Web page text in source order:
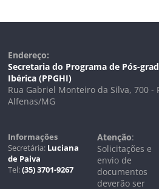
Endereço:
Secretaria do Programa de Pós-
Ibérica (PPGHI)
Rua Gabriel Monteiro da Silva, 700 -
Alfenas/MG
Informações
Secretária: Luciana
de Paiva
Tel:(35) 3701-9267
Atenção:
Solicitações e
envio de
documentos
deverão ser